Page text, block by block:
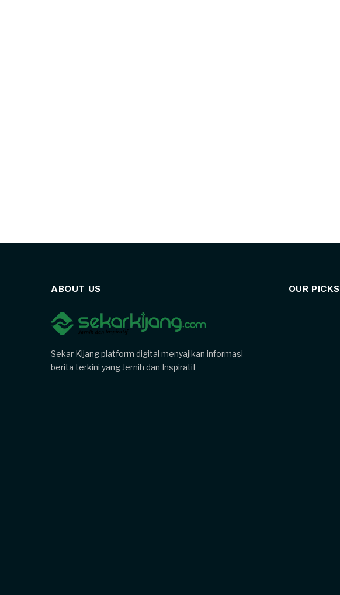
ABOUT US
Sekar Kijang platform digital menyajikan informasi
berita terkini yang Jernih dan Inspiratif
OUR PICKS